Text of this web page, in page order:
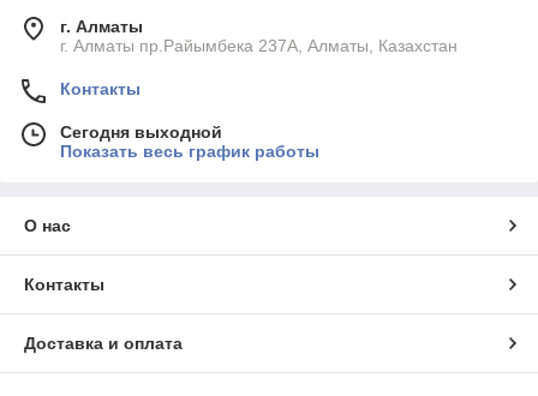
г. Алматы
г. Алматы пр.Райымбека 237А, Алматы, Казахстан
Контакты
Сегодня выходной
Показать весь график работы
О нас
Контакты
Доставка и оплата